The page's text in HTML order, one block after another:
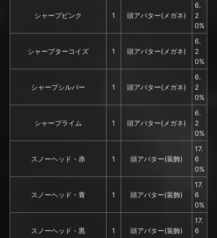
シャープピンク 1 頭アバター(メガネ)
6.
2
0%
シャープターコイズ 1 頭アバター(メガネ)
6.
2
0%
シャープシルバー 1 頭アバター(メガネ)
6.
2
0%
シャープライム 1 頭アバター(メガネ)
6.
2
0%
スノーヘッド・赤 1 頭アバター(装飾)
17.
6
0%
スノーヘッド・青 1 頭アバター(装飾)
17.
6
0%
スノーヘッド・黒 1 頭アバター(装飾)
17.
6